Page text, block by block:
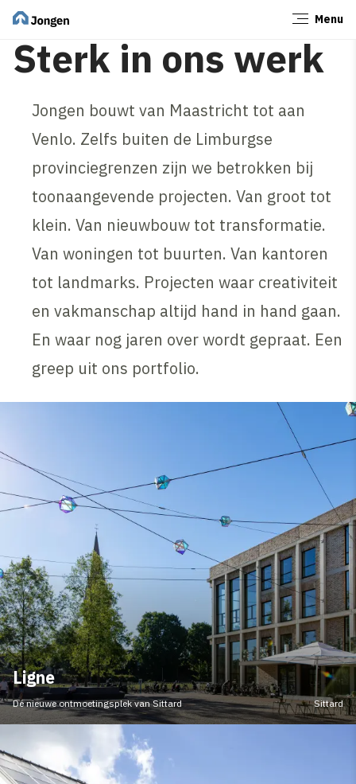
Menu
Sterk in ons werk
Jongen bouwt van Maastricht tot aan
Venlo. Zelfs buiten de Limburgse
provinciegrenzen zijn we betrokken bij
toonaangevende projecten. Van groot tot
klein. Van nieuwbouw tot transformatie.
Van woningen tot buurten. Van kantoren
tot landmarks. Projecten waar creativiteit
en vakmanschap altijd hand in hand gaan.
En waar nog jaren over wordt gepraat. Een
greep uit ons portfolio.
Ligne
Dé nieuwe ontmoetingsplek van Sittard Sittard
Sluiten